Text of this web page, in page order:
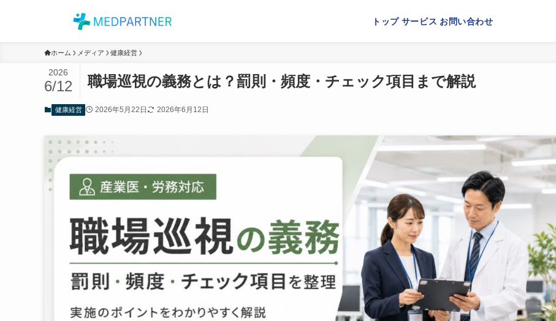
トップ サービス お問い合わせ
ホーム メディア 健康経営
職場巡視の義務とは？罰則・頻度・チェック項目まで解説
2026
6/12
健康経営 2026年5月22日 2026年6月12日